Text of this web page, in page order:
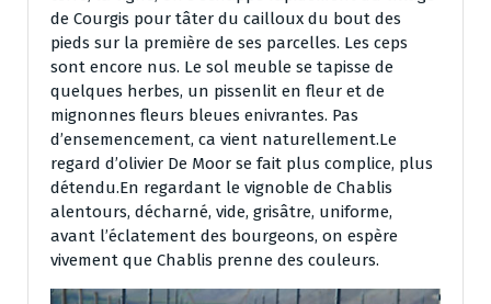
de Courgis pour tâter du cailloux du bout des
pieds sur la première de ses parcelles. Les ceps
sont encore nus. Le sol meuble se tapisse de
quelques herbes, un pissenlit en fleur et de
mignonnes fleurs bleues enivrantes. Pas
d’ensemencement, ca vient naturellement.Le
regard d’olivier De Moor se fait plus complice, plus
détendu.En regardant le vignoble de Chablis
alentours, décharné, vide, grisâtre, uniforme,
avant l’éclatement des bourgeons, on espère
vivement que Chablis prenne des couleurs.